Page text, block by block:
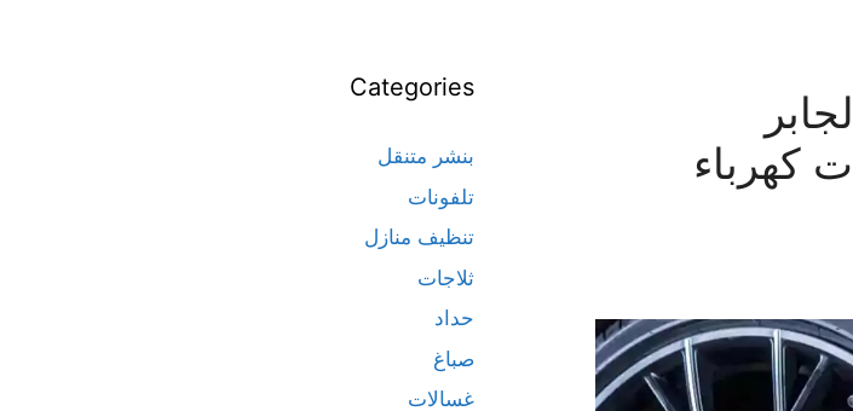
كهرباء
Categories
بنشر متنقل
تلفونات
تنظيف منازل
ثلاجات
حداد
صباغ
غسالات